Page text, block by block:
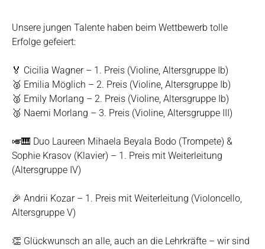
Unsere jungen Talente haben beim Wettbewerb tolle
Erfolge gefeiert:
🏅 Cicilia Wagner – 1. Preis (Violine, Altersgruppe Ib)
🥈 Emilia Möglich – 2. Preis (Violine, Altersgruppe Ib)
🥈 Emily Morlang – 2. Preis (Violine, Altersgruppe Ib)
🥉 Naemi Morlang – 3. Preis (Violine, Altersgruppe III)
🎺🎹 Duo Laureen Mihaela Beyala Bodo (Trompete) &
Sophie Krasov (Klavier) – 1. Preis mit Weiterleitung
(Altersgruppe IV)
🎉 Andrii Kozar – 1. Preis mit Weiterleitung (Violoncello,
Altersgruppe V)
👏 Glückwunsch an alle, auch an die Lehrkräfte – wir sind